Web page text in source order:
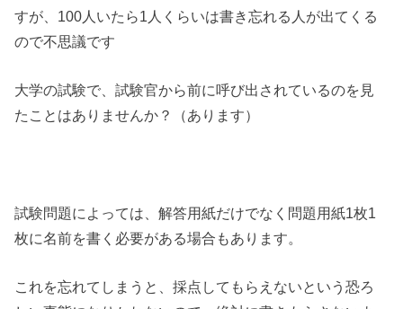
すが、100人いたら1人くらいは書き忘れる人が出てくる
ので不思議です
大学の試験で、試験官から前に呼び出されているのを見
たことはありませんか？（あります）
試験問題によっては、解答用紙だけでなく問題用紙1枚1
枚に名前を書く必要がある場合もあります。
これを忘れてしまうと、採点してもらえないという恐ろ